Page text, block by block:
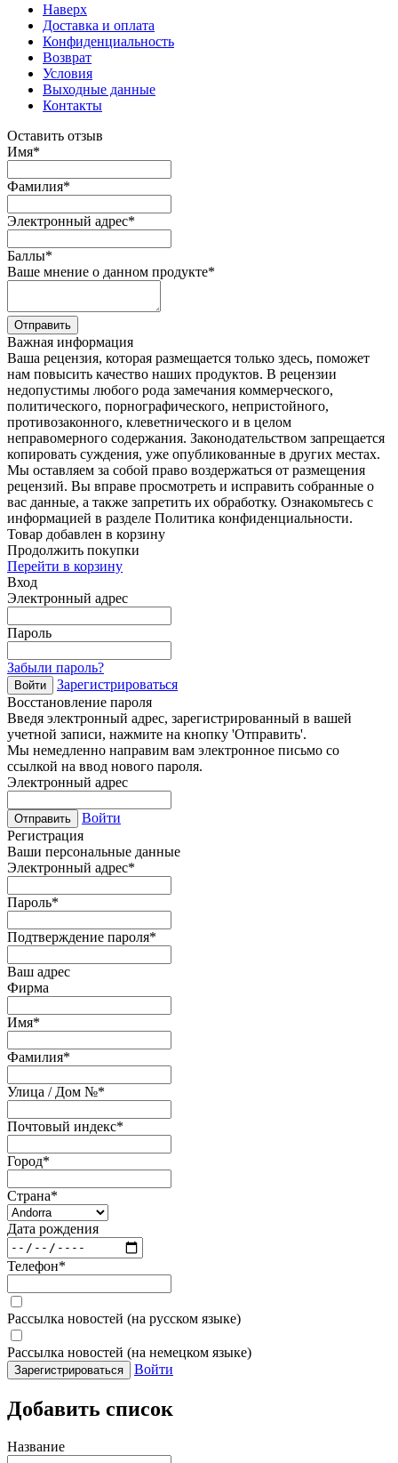
Наверх
Доставка и оплата
Конфиденциальность
Возврат
Условия
Выходные данные
Контакты
Оставить отзыв
Имя*
Фамилия*
Электронный адрес*
Баллы*
Ваше мнение о данном продукте*
Отправить
Важная информация
Ваша рецензия, которая размещается только здесь, поможет
нам повысить качество наших продуктов. В рецензии
недопустимы любого рода замечания коммерческого,
политического, порнографического, непристойного,
противозаконного, клеветнического и в целом
неправомерного содержания. Законодательством запрещается
копировать суждения, уже опубликованные в других местах.
Мы оставляем за собой право воздержаться от размещения
рецензий. Вы вправе просмотреть и исправить собранные о
вас данные, а также запретить их обработку. Ознакомьтесь с
информацией в разделе Политика конфиденциальности.
Товар добавлен в корзину
Продолжить покупки
Перейти в корзину
Вход
Электронный адрес
Пароль
Забыли пароль?
Войти
Зарегистрироваться
Восстановление пароля
Введя электронный адрес, зарегистрированный в вашей
учетной записи, нажмите на кнопку 'Отправить'.
Мы немедленно направим вам электронное письмо со
ссылкой на ввод нового пароля.
Электронный адрес
Отправить
Войти
Регистрация
Ваши персональные данные
Электронный адрес*
Пароль*
Подтверждение пароля*
Ваш адрес
Фирма
Имя*
Фамилия*
Улица / Дом №*
Почтовый индекс*
Город*
Страна*
Дата рождения
Телефон*
Рассылка новостей (на русском языке)
Рассылка новостей (на немецком языке)
Зарегистрироваться Войти
Добавить список
Название